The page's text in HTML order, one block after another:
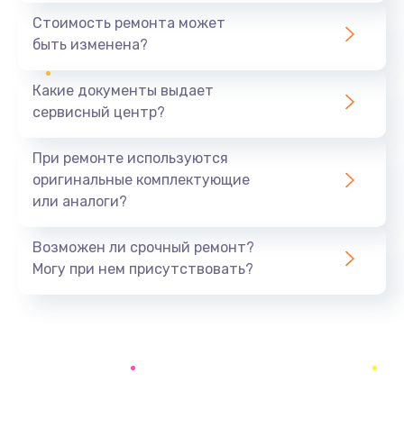
1440 руб.
Ремонт южного моста
Замена батарейки BIOS
Заказать
Стоимость ремонта может
быть изменена?
Какие документы выдает
сервисный центр?
При ремонте используются
оригинальные комплектующие
или аналоги?
Возможен ли срочный ремонт?
Могу при нем присутствовать?